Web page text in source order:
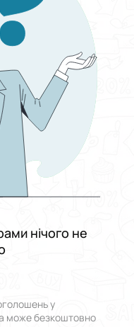
нічого не
у
може безкоштовно